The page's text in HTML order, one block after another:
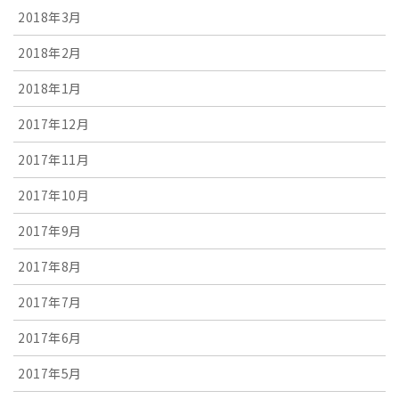
2018年3月
2018年2月
2018年1月
2017年12月
2017年11月
2017年10月
2017年9月
2017年8月
2017年7月
2017年6月
2017年5月